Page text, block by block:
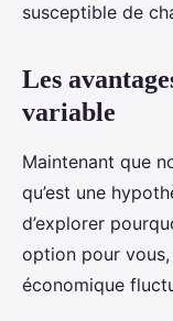
susceptible de
Les
variable
Maintenant que
qu’est une
d’explorer
option pour
économique